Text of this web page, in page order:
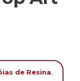
de Resina,